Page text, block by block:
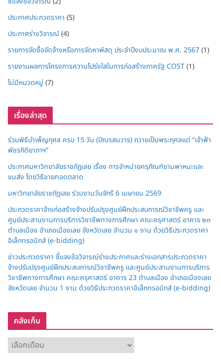
ประกาศประกวดราคา (5)
ประกาศร่างวิจารณ์(4)
รายการจัดซื้อจัดจ้างหรือการจัดหาพัสดุ ประจำปีงบประมาณ พ.ศ. 2567(1)
รายงานผลการโครงการความโปร่งใสในการก่อสร้างภาครัฐ COST(1)
ไม่มีหมวดหมู่ (7)
เรื่องล่าสุด
ร่วมพิธีบำเพ็ญกุศล ครบ 15 วัน (ปัณรสมวาร) ถวายเป็นพระกุศลแด่ “เจ้าฟ้า
พัชรกิติยาภาฯ”
ประกาศมหาวิทยาลัยราชภัฏเลย เรื่อง การจำหน่ายครุภัณฑ์ยานพาหนะและ
ขนส่ง โดยวิธีขายทอดตลาด
มหาวิทยาลัยราชภัฏเลย ร่วมงานวันจักรี 6 เมษายน 2569
ประกวดราคาจ้างก่อสร้างจ้างปรับปรุงศูนย์ฝึกประสบการณ์วิชาชีพครู และ
ศูนย์ประสานงานการบริการวิชาชีพทางการศึกษา คณะครุศาสตร์ อาคาร ๒๓
ตำบลเมือง อำเภอเมืองเลย จังหวัดเลย จำนวน ๑ งาน ด้วยวิธีประกวดราคา
อิเล็กทรอนิกส์ (e-bidding)
ข่าวประกวดราคา ชี้แจงข้อวิจารณ์ร่างประกาศและร่างเอกสารประกวดราคา
จ้างปรับปรุงศูนย์ฝึกประสบการณ์วิชาชีพครู และศูนย์ประสานงานการบริการ
วิชาชีพทางการศึกษา คณะครุศาสตร์ อาคาร 23 ตำบลเมือง อำเภอเมืองเลย
จังหวัดเลย จำนวน 1 งาน ด้วยวิธีประกวดราคาอิเล็กทรอนิกส์ (e-bidding)
คลังเก็บ
ลั